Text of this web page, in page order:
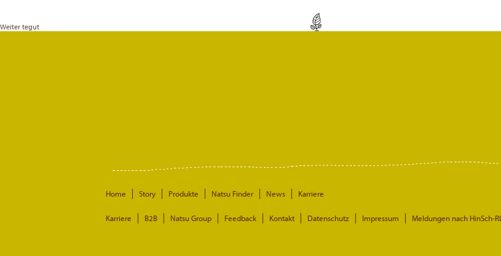
Weiter tegut
Home Story Produkte Natsu Finder News Karriere
Karriere B2B Natsu Group Feedback Kontakt Datenschutz Impressum Meldungen nach HinSch-RL